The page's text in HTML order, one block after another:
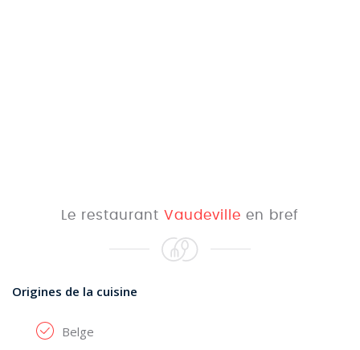
Le restaurant Vaudeville en bref
Origines de la cuisine
Belge